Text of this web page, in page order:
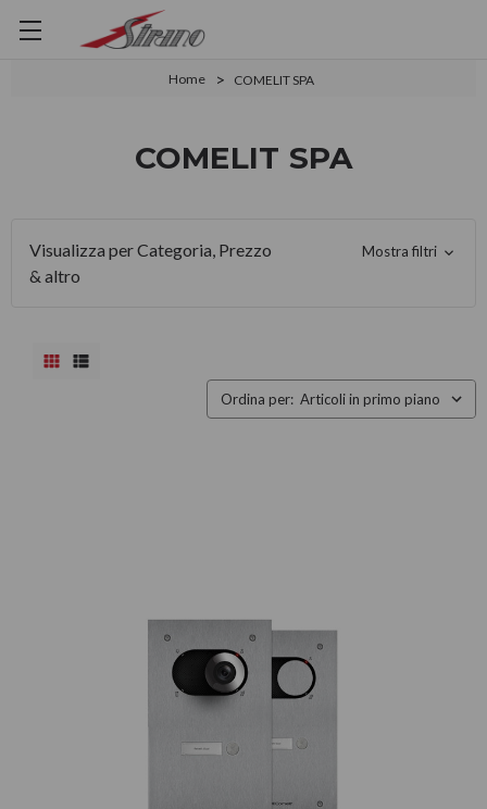
Home COMELIT SPA
COMELIT SPA
Visualizza per Categoria, Prezzo
& altro
Mostra filtri
Ordina per: